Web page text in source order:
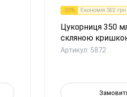
-35% Економія362 грн
Цукорниця 350
скляною
Артикул: 5872